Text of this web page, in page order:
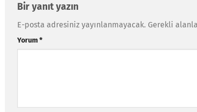
Bir yanıt yazın
E-posta adresiniz yayınlanmayacak. Gerekli
Yorum*